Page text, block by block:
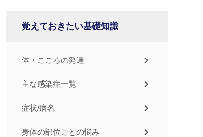
覚えておきたい基礎知識
体・こころの発達
主な感染症一覧
症状/病名
身体の部位ごとの悩み